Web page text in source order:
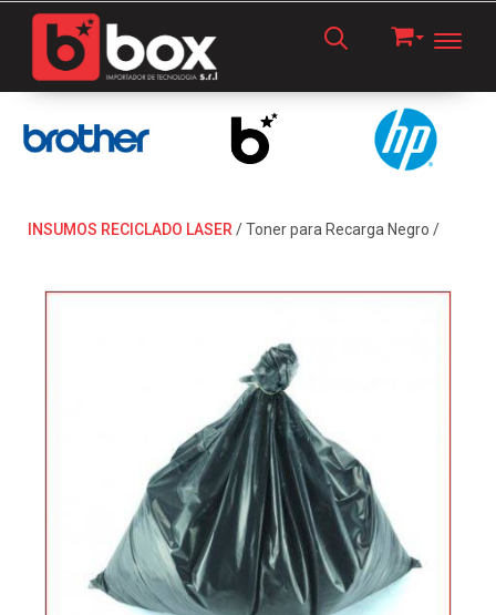
INSUMOS RECICLADO LASER/Toner para Recarga Negro /